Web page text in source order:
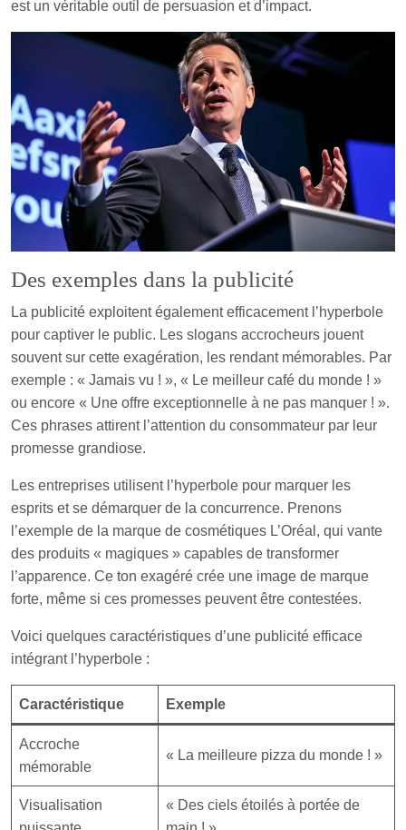
est un véritable outil de persuasion et d’impact.
Des exemples dans la publicité
La publicité exploitent également efficacement l’hyperbole
pour captiver le public. Les slogans accrocheurs jouent
souvent sur cette exagération, les rendant mémorables. Par
exemple : « Jamais vu ! », « Le meilleur café du monde ! »
ou encore « Une offre exceptionnelle à ne pas manquer ! ».
Ces phrases attirent l’attention du consommateur par leur
promesse grandiose.
Les entreprises utilisent l’hyperbole pour marquer les
esprits et se démarquer de la concurrence. Prenons
l’exemple de la marque de cosmétiques L’Oréal, qui vante
des produits « magiques » capables de transformer
l’apparence. Ce ton exagéré crée une image de marque
forte, même si ces promesses peuvent être contestées.
Voici quelques caractéristiques d’une publicité efficace
intégrant l’hyperbole :
Caractéristique Exemple
Accroche
mémorable
« La meilleure pizza du monde ! »
Visualisation
« Des ciels étoilés à portée de